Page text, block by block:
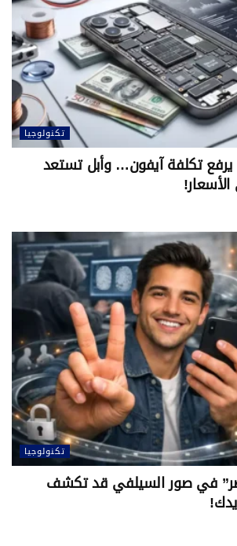
تكنولوجيا
يرفع تكلفة آيفون… وأبل تستعد
تكنولوجيا
في صور السيلفي قد تكشف